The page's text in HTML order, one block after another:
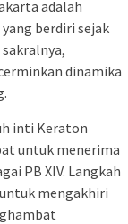
adalah
berdiri sejak
dinamika
inti Keraton
untuk menerima
PB XIV. Langkah
mengakhiri